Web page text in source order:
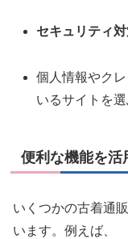
セキュリティ
個人情報やク
いるサイトを
便利な機能を活
いくつかの古着通
います。例えば、